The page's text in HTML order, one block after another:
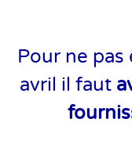
Pour ne
avril il faut